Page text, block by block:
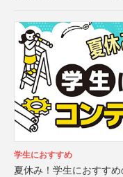
学生におすすめ
夏休み！学生におすす